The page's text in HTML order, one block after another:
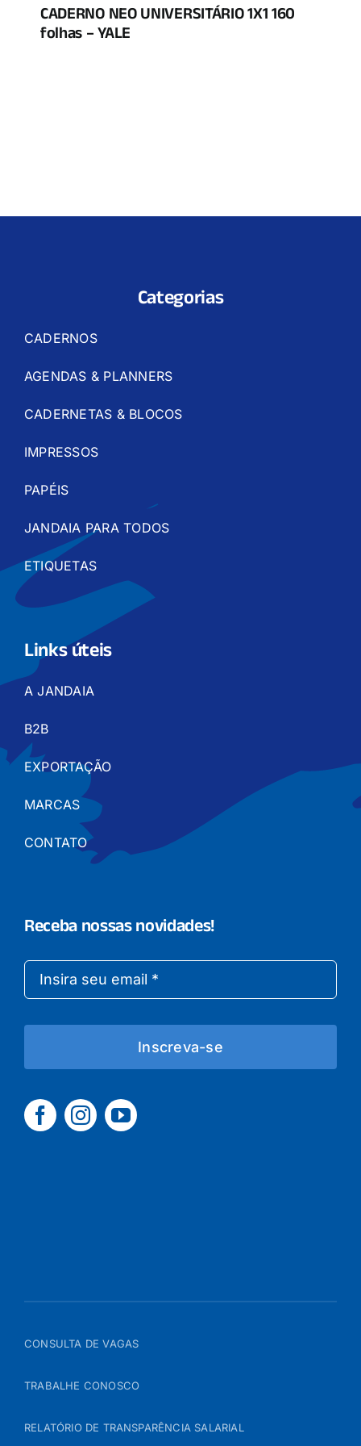
CADERNO NEO UNIVERSITÁRIO 1X1 160
folhas – YALE
Categorias
CADERNOS
AGENDAS & PLANNERS
CADERNETAS & BLOCOS
IMPRESSOS
PAPÉIS
JANDAIA PARA TODOS
ETIQUETAS
Links úteis
A JANDAIA
B2B
EXPORTAÇÃO
MARCAS
CONTATO
Receba nossas novidades!
Inscreva-se
CONSULTA DE VAGAS
TRABALHE CONOSCO
RELATÓRIO DE TRANSPARÊNCIA SALARIAL